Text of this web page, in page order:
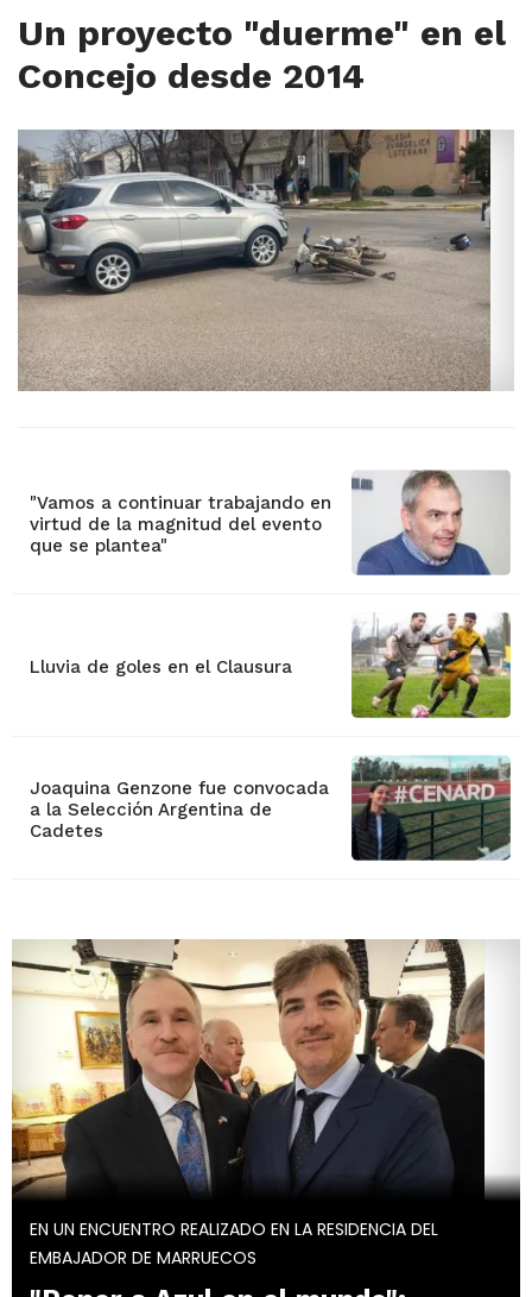
Un proyecto "duerme" en el
Concejo desde 2014
"Vamos a continuar trabajando en
virtud de la magnitud del evento
que se plantea"
Lluvia de goles en el Clausura
Joaquina Genzone fue convocada
a la Selección Argentina de
Cadetes
EN UN ENCUENTRO REALIZADO EN LA RESIDENCIA DEL
EMBAJADOR DE MARRUECOS